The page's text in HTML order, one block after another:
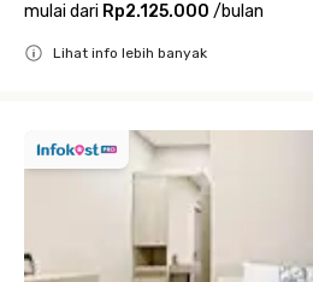
mulai dari Rp2.125.000 /bulan
Lihat info lebih banyak